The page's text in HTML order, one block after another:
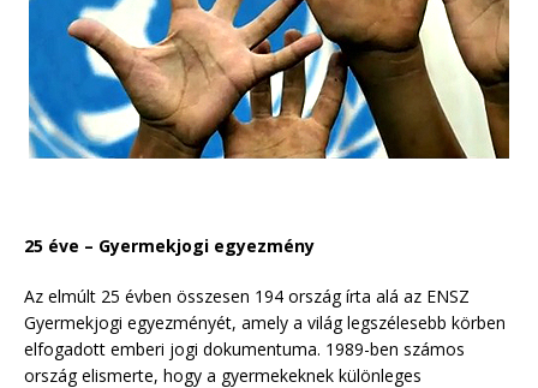
25 éve – Gyermekjogi egyezmény
Az elmúlt 25 évben összesen 194 ország írta alá az ENSZ
Gyermekjogi egyezményét, amely a világ legszélesebb körben
elfogadott emberi jogi dokumentuma. 1989-ben számos
ország elismerte, hogy a gyermekeknek különleges